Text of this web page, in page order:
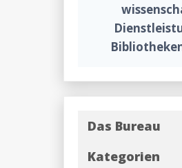
Das Bureau
Kategorien